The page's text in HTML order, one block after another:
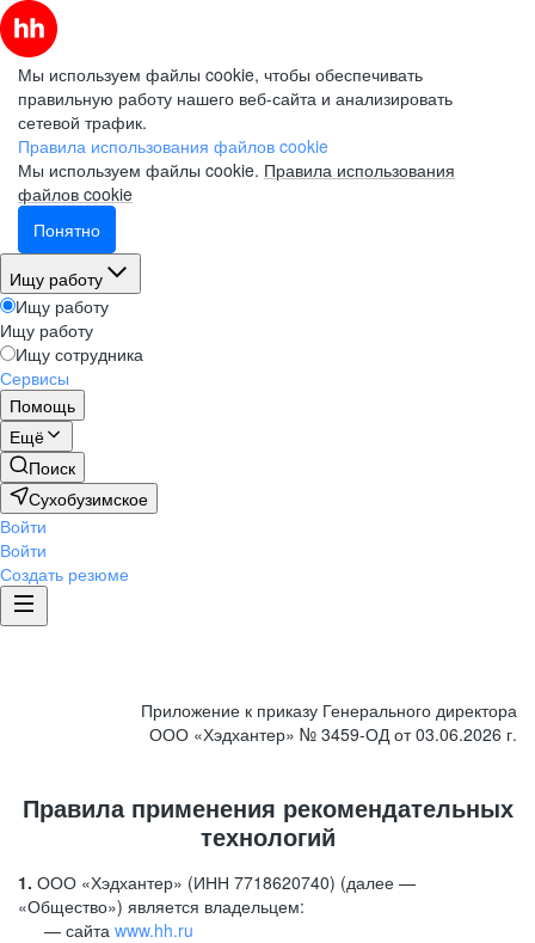
Мы используем файлы cookie, чтобы обеспечивать
правильную работу нашего веб-сайта и анализировать
сетевой трафик.
Правила использования файлов cookie
Мы используем файлы cookie. Правила использования
файлов cookie
Понятно
Ищу работу
Ищу работу
Ищу работу
Ищу сотрудника
Сервисы
Помощь
Ещё
Поиск
Сухобузимское
Войти
Войти
Создать резюме
Приложение к приказу Генерального директора
ООО «Хэдхантер» № 3459-ОД от 03.06.2026 г.
Правила применения рекомендательных
технологий
1. ООО «Хэдхантер» (ИНН 7718620740) (далее —
«Общество») является владельцем:
сайта www.hh.ru